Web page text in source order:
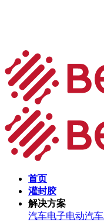
首页
灌封胶
解决方案
汽车电子电动汽车